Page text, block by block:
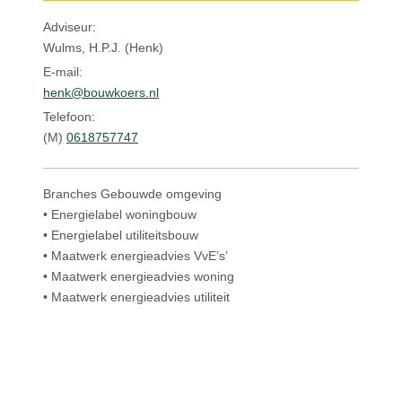
Adviseur:
Wulms, H.P.J. (Henk)
E-mail:
henk@bouwkoers.nl
Telefoon:
(M) 0618757747
Branches Gebouwde omgeving
• Energielabel woningbouw
• Energielabel utiliteitsbouw
• Maatwerk energieadvies VvE’s’
• Maatwerk energieadvies woning
• Maatwerk energieadvies utiliteit